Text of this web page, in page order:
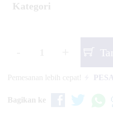
Kategori
Pemesanan lebih cepat!
Bagikan ke